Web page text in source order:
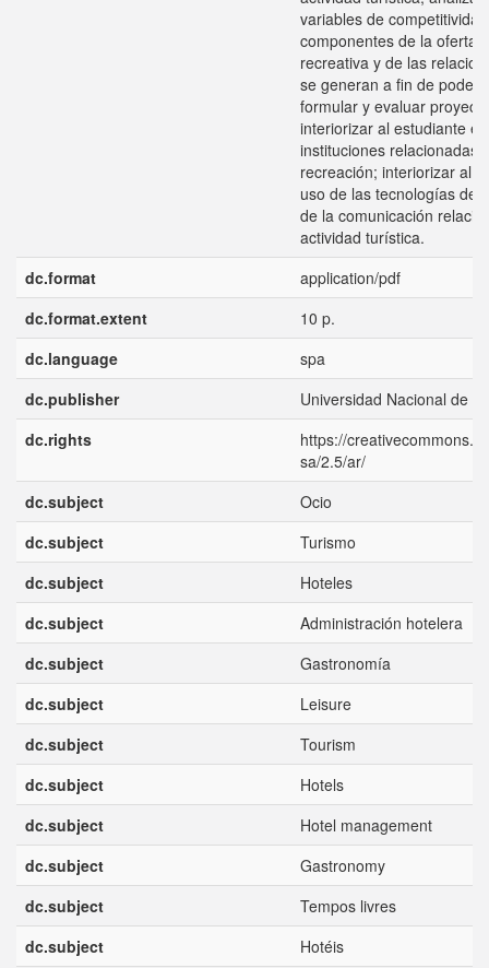
variables de
componentes de la oferta
recreativa y de las
se generan a fin de poder
formular y evaluar
interiorizar al estudiante
instituciones relacionadas
recreación; interiorizar al
uso de las tecnologías de
de la comunicación
actividad turística.
dc.format
application/pdf
dc.format.extent
10 p.
dc.language
spa
dc.publisher
Universidad Nacional de
dc.rights
https://
sa/2.5/ar/
dc.subject
Ocio
dc.subject
Turismo
dc.subject
Hoteles
dc.subject
Administración hotelera
dc.subject
Gastronomía
dc.subject
Leisure
dc.subject
Tourism
dc.subject
Hotels
dc.subject
Hotel management
dc.subject
Gastronomy
dc.subject
Tempos livres
dc.subject
Hotéis